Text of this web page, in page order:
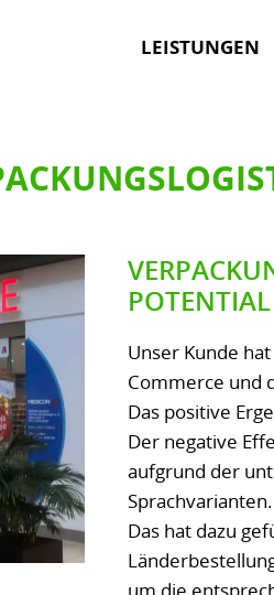
LEISTUNGEN
Unser Kunde
Commerce und
Das positive
Der negative
aufgrund der
Sprachvarianten.
Das hat dazu